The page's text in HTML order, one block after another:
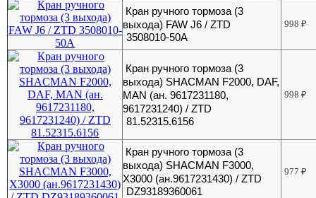
Кран ручного тормоза (3
выхода) FAW J6 / ZTD
3508010-50A
998₽
Кран ручного тормоза (3
выхода) SHACMAN F2000, DAF,
MAN (ан. 9617231180,
9617231240) / ZTD
81.52315.6156
998₽
Кран ручного тормоза (3
выхода) SHACMAN F3000,
X3000 (ан.9617231430) / ZTD
DZ93189360061
977₽